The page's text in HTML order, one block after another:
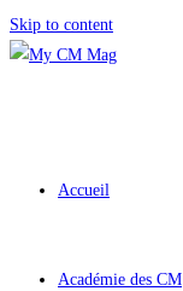
Skip to content
Accueil
Académie des CM